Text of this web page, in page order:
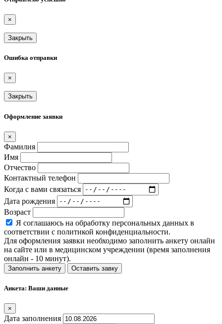
×
Закрыть
Ошибка отправки
×
Закрыть
Оформление заявки
×
Фамилия
Имя
Отчество
Контактный телефон
Когда с вами связаться
Дата рождения
Возраст
Я соглашаюсь на обработку персональных данных в
соответствии с политикой конфиденциальности.
Для оформления заявки необходимо заполнить анкету онлайн
на сайте или в медицинском учреждении (время заполнения
онлайн - 10 минут).
Заполнить анкету Оставить завку
Анкета: Ваши данные
×
Дата заполнения